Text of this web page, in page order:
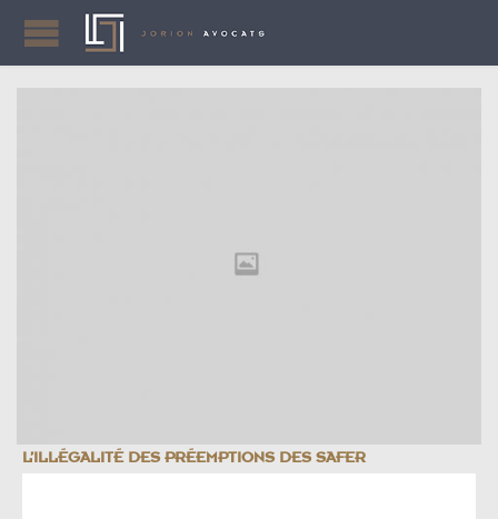
L’ILLÉGALITÉ DES PRÉEMPTIONS DES SAFER